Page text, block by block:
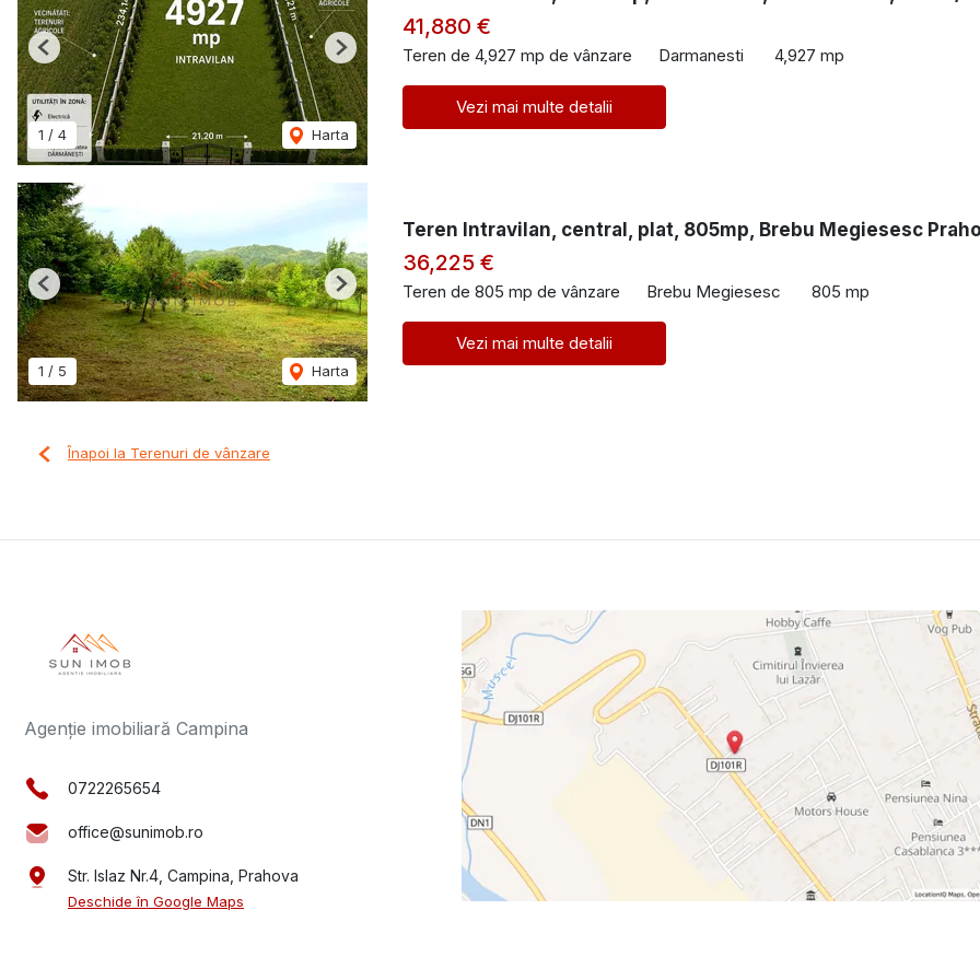
1 / 4 Harta
Previous Next
41,880 €
Teren de 4,927 mp de vânzare Darmanesti 4,927 mp
Vezi mai multe detalii
1 / 5 Harta
Previous Next
Teren Intravilan, central, plat, 805mp, Brebu Megiesesc
36,225 €
Teren de 805 mp de vânzare Brebu Megiesesc 805 mp
Vezi mai multe detalii
Înapoi la Terenuri de vânzare
Agenție imobiliară Campina
0722265654
office@sunimob.ro
Str. Islaz Nr.4, Campina, Prahova
Deschide în Google Maps